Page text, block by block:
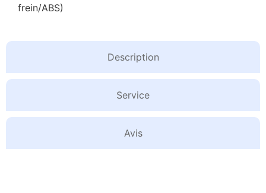
Description
Service
Avis
frein/ABS)